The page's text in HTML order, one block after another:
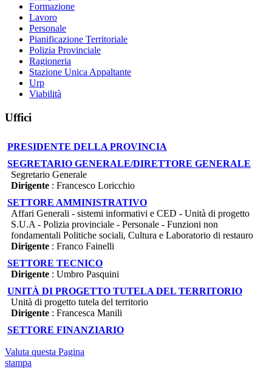
Formazione
Lavoro
Personale
Pianificazione Territoriale
Polizia Provinciale
Ragioneria
Stazione Unica Appaltante
Urp
Viabilità
Uffici
PRESIDENTE DELLA PROVINCIA
SEGRETARIO GENERALE/DIRETTORE GENERALE
Segretario Generale
Dirigente : Francesco Loricchio
SETTORE AMMINISTRATIVO
Affari Generali - sistemi informativi e CED - Unità di progetto
S.U.A - Polizia provinciale - Personale - Funzioni non
fondamentali Politiche sociali, Cultura e Laboratorio di restauro
Dirigente : Franco Fainelli
SETTORE TECNICO
Dirigente : Umbro Pasquini
UNITÀ DI PROGETTO TUTELA DEL TERRITORIO
Unità di progetto tutela del territorio
Dirigente : Francesca Manili
SETTORE FINANZIARIO
Valuta questa Pagina
stampa